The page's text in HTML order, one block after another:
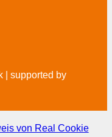
| supported by
von Real Cookie